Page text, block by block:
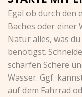
Egal ob durch den
Baches oder einer
Natur alles, was
benötigst.
scharfen Schere
Wasser. Ggf.
auf dem Fahrrad